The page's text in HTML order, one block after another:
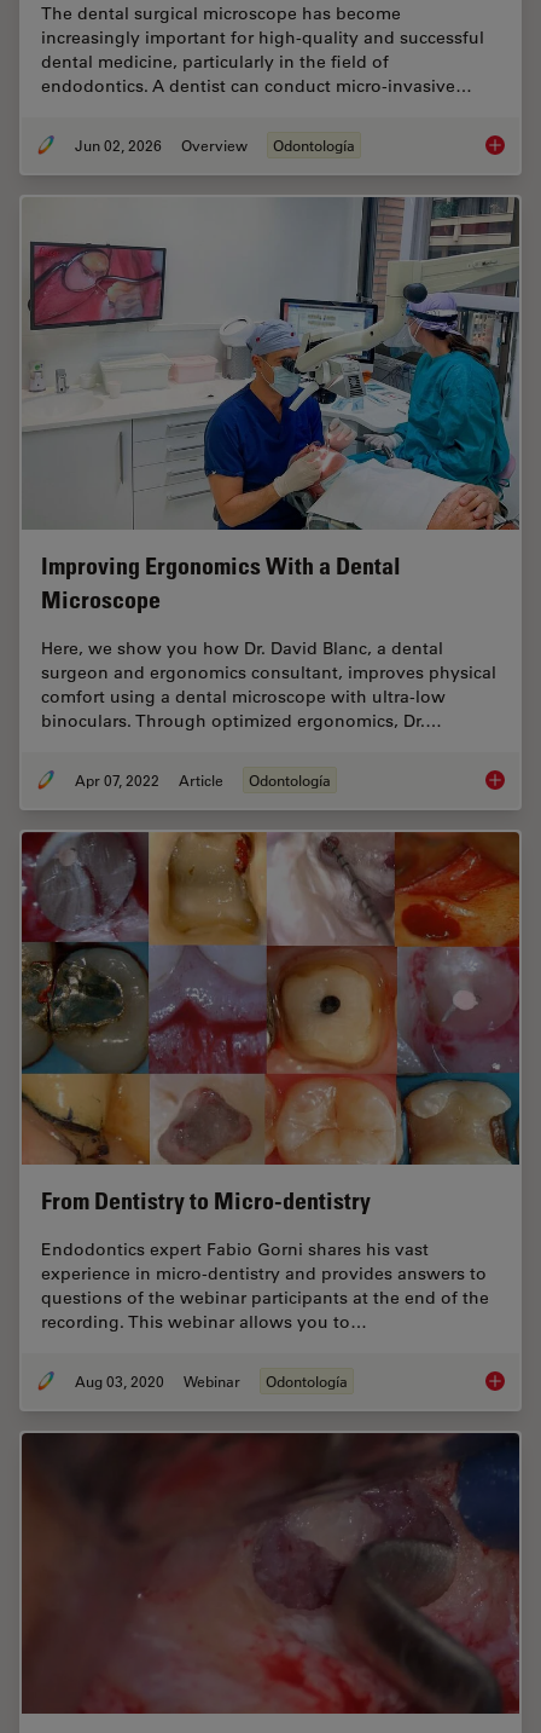
The dental surgical microscope has become
increasingly important for high-quality and successful
dental medicine, particularly in the field of
endodontics. A dentist can conduct micro-invasive…
Jun 02, 2026 Overview Odontología Six
Improving Ergonomics With a Dental
Microscope
Here, we show you how Dr. David Blanc, a dental
surgeon and ergonomics consultant, improves physical
comfort using a dental microscope with ultra-low
binoculars. Through optimized ergonomics, Dr.…
Apr 07, 2022 Article Odontología
From Dentistry to Micro-dentistry
Endodontics expert Fabio Gorni shares his vast
experience in micro-dentistry and provides answers to
questions of the webinar participants at the end of the
recording. This webinar allows you to…
Aug 03, 2020 Webinar Odontología From